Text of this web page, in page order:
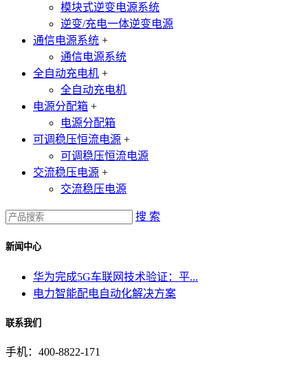
模块式逆变电源系统
逆变/充电一体逆变电源
通信电源系统 +
通信电源系统
全自动充电机 +
全自动充电机
电源分配箱 +
电源分配箱
可调稳压恒流电源 +
可调稳压恒流电源
交流稳压电源 +
交流稳压电源
搜 索
新闻中心
华为完成5G车联网技术验证：平...
电力智能配电自动化解决方案
联系我们
手机：400-8822-171